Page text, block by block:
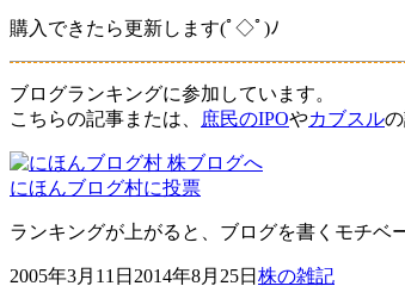
購入できたら更新します(ﾟ◇ﾟ)ﾉ
ブログランキングに参加しています。
こちらの記事または、
庶民のIPOやカブスル
にほんブログ村に投票
ランキングが上がると、ブログを書くモチベ
2005年3月11日 2014年8月25日 株の雑記